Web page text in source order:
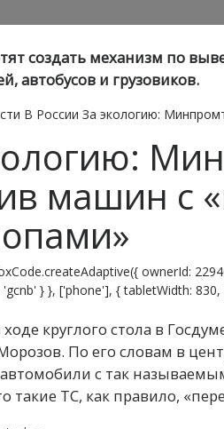
создать механизм по
автобусов и грузовиков.
В России За экологию:
машин с
ownerId:
'gcnb' } }, ['phone'], { tabletWidth:
круглого стола в
По его словам в
с так
такие ТС, как правило,